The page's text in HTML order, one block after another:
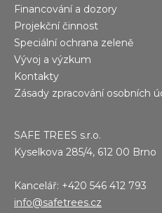
Financování a dozory
Projekční činnost
Speciální ochrana zeleně
Vývoj a výzkum
Kontakty
Zásady zpracování osobních
SAFE TREES s.r.o.
Kyselkova 285/4, 612 00 Brno
Kancelář: +420 546 412 793
info@safetrees.cz